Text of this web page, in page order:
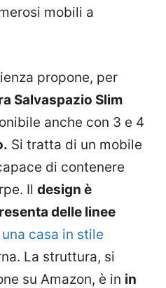
mobili a
propone, per
Salvaspazio Slim
anche con 3 e 4
. Si tratta di un mobile
di contenere
Il design è
delle linee
una casa in stile
La struttura, si
su Amazon, è in in